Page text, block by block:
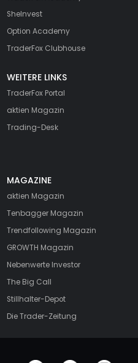
SheInvest
Option Academy
TraderFox Clubhouse
WEITERE LINKS
TraderFox Portal
aktien Magazin
Trading-Desk
MAGAZINE
aktien Magazin
Tenbagger Magazin
Trendfollowing Magazin
GROWTH Magazin
Nebenwerte Investor
The Big Call
Stillhalter-Depot
Die Trader-Zeitung